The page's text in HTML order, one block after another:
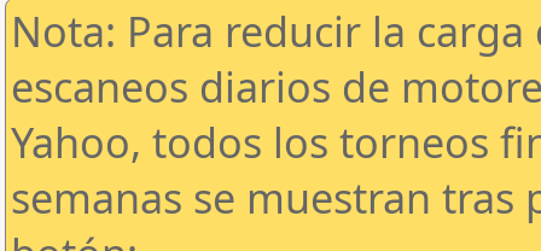
Nota: Para reducir la
escaneos diarios de
Yahoo, todos los torneos
semanas se muestran tras